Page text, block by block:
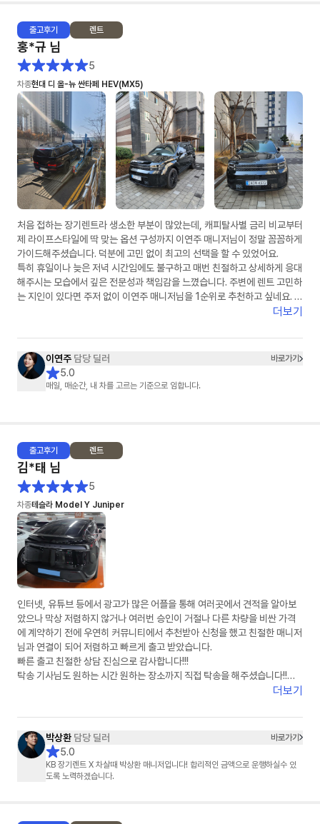
보조금이라던지, 출고시 탁송처럼 딜러님의 영향이 아닌 부분에서 문제가 있
을때도 딜러님이 모든 부분을 다 해결해주셨습니다.
특히 탁송건은 정말 너무 감사드렸습니다. "제가 만약~"이라는 고객의 편에
기간이 종료가 되어도 저는 정희철 딜러님과 함께 하고 싶습니다.
출고후기 렌트
홍*규 님
5
차종현대 디 올-뉴 싼타페 HEV(MX5)
처음 접하는 장기렌트라 생소한 부분이 많았는데, 캐피탈사별 금리 비교부터
제 라이프스타일에 딱 맞는 옵션 구성까지 이연주 매니저님이 정말 꼼꼼하게
가이드해주셨습니다. 덕분에 고민 없이 최고의 선택을 할 수 있었어요.
​특히 휴일이나 늦은 저녁 시간임에도 불구하고 매번 친절하고 상세하게 응대
해주시는 모습에서 깊은 전문성과 책임감을 느꼈습니다. 주변에 렌트 고민하
는 지인이 있다면 주저 없이 이연주 매니저님을 1순위로 추천하고 싶네요. 마
지막까지 무사고를 기원하며 챙겨주신 선물도 차에 예쁘게 잘 달고 다니겠습
더보기
이연주 담당 딜러 바로가기
5.0
매일, 매순간, 내 차를 고르는 기준으로 임합니다.
출고후기 렌트
김*태 님
5
차종테슬라 Model Y Juniper
인터넷, 유튜브 등에서 광고가 많은 어플을 통해 여러곳에서 견적을 알아보
았으나 막상 저렴하지 않거나 여러번 승인이 거절나 다른 차량을 비싼 가격
에 계약하기 전에 우연히 커뮤니티에서 추천받아 신청을 했고 친절한 매니저
님과 연결이 되어 저렴하고 빠르게 출고 받았습니다.
빠른 출고 친절한 상담 진심으로 감사합니다!!!
탁송 기사님도 원하는 시간 원하는 장소까지 직접 탁송을 해주셨습니다!!
더보기
박상환 담당 딜러 바로가기
5.0
KB 장기렌트 X 차살때 박상환 매니저입니다! 합리적인 금액으로 운행하실수 있
도록 노력하겠습니다.